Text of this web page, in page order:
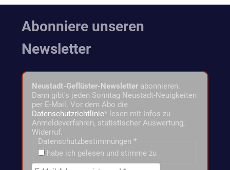
Abonniere unseren
Newsletter
Neustadt-Geflüster-Newsletter abonnieren.
Dann gibt's jeden Sonntag Neustadt-Neuigkeiten
per E-Mail. Vor dem Abo die
Datenschutzrichtlinie* lesen mit Infos zu
Anmeldeverfahren, statistischer Auswertung,
Widerruf.
Datenschutzbestimmungen *
habe ich gelesen und stimme zu